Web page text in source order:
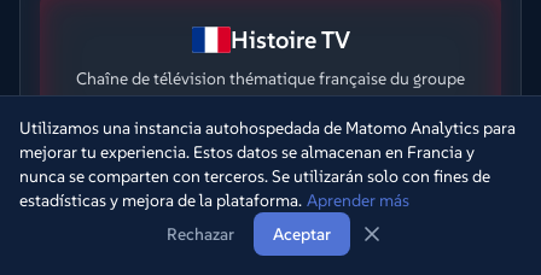
Histoire TV
Chaîne de télévision thématique française du groupe
TF1 consacrée à l'histoire
TLC
Chaîne de télévision française du groupe Warner Bros.
Utilizamos una instancia autohospedada de Matomo Analytics para
mejorar tu experiencia. Estos datos se almacenan en Francia y
nunca se comparten con terceros. Se utilizarán solo con fines de
estadísticas y mejora de la plataforma. Aprender más
Rechazar
Aceptar